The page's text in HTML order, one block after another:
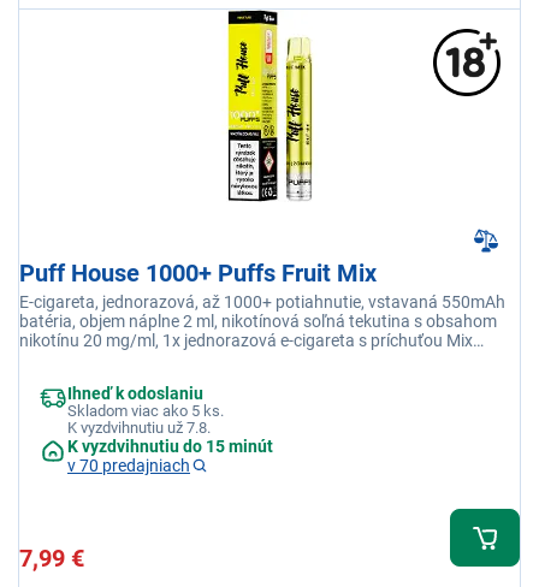
Puff House 1000+ Puffs Fruit Mix
E-cigareta, jednorazová, až 1000+ potiahnutie, vstavaná 550mAh
batéria, objem náplne 2 ml, nikotínová soľná tekutina s obsahom
nikotínu 20 mg/ml, 1x jednorazová e-cigareta s príchuťou Mix
Ihneď k odoslaniu
Skladom viac ako 5 ks.
K vyzdvihnutiu už 7.8.
K vyzdvihnutiu do 15 minút
v 70 predajniach
7,99 €